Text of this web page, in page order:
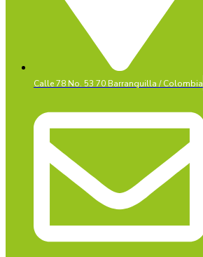
Calle 78 No. 53 70 Barranquilla / Colombia